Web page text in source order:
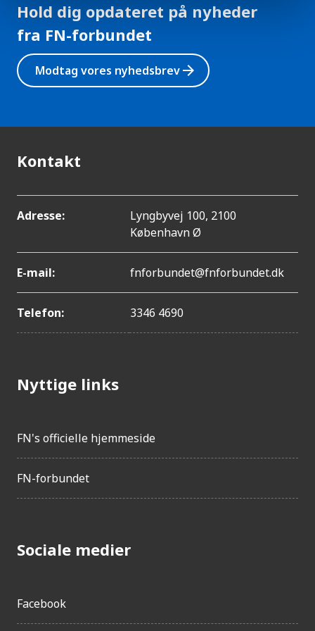
Hold dig opdateret på nyheder
fra FN-forbundet
Modtag vores nyhedsbrevarrow_forward
Kontakt
Adresse:
Lyngbyvej 100, 2100
København Ø
E-mail: fnforbundet@fnforbundet.dk
Telefon: 3346 4690
Nyttige links
FN's officielle hjemmeside
FN-forbundet
Sociale medier
Facebook